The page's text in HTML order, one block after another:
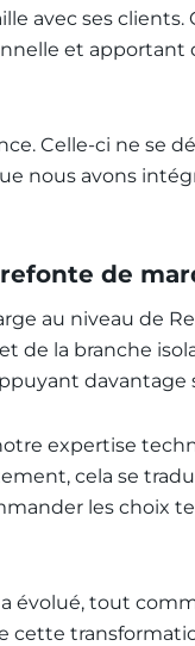
avec ses
et apportant
Celle-ci ne se
nous avons
de
au niveau de
de la branche
davantage
expertise
cela se
les choix
évolué, tout
cette